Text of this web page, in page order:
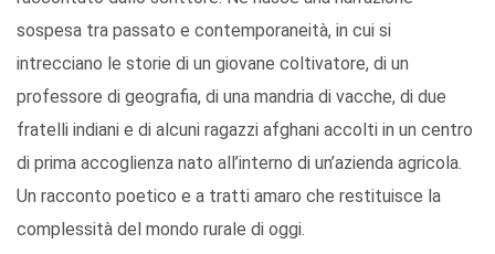
sospesa tra passato e contemporaneità, in cui si
intrecciano le storie di un giovane coltivatore, di un
professore di geografia, di una mandria di vacche, di due
fratelli indiani e di alcuni ragazzi afghani accolti in un centro
di prima accoglienza nato all’interno di un’azienda agricola.
Un racconto poetico e a tratti amaro che restituisce la
complessità del mondo rurale di oggi.